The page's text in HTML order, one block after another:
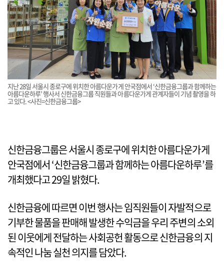
지난 28일 서울시 종로구에 위치한 아름다운가게 안국점에서 ‘신한금융그룹과 함께하는
아름다운하루’ 행사서 신한금융그룹 직원들과 아름다운가게 관계자들이 기념 촬영을 하
고 있다. <사진=신한금융그룹>
신한금융그룹은 서울시 종로구에 위치한 아름다운가게
안국점에서 ‘신한금융그룹과 함께하는 아름다운하루’를
개최했다고 29일 밝혔다.
신한금융에 따르면 이번 행사는 임직원들이 자발적으로
기부한 물품을 판매해 발생한 수익금을 우리 주변의 소외
된 이웃에게 전달하는 사회공헌 활동으로 신한금융의 지
속적인 나눔 실천 의지를 담았다.